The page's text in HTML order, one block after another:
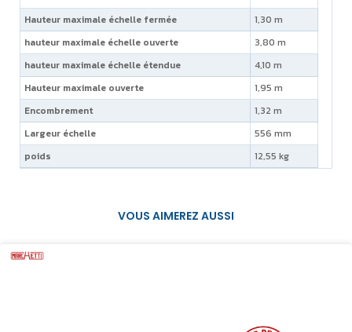
Hauteur maximale échelle fermée
1,30 m
hauteur maximale échelle ouverte
3,80 m
hauteur maximale échelle étendue
4,10 m
Hauteur maximale ouverte
1,95 m
Encombrement
1,32 m
Largeur échelle
556 mm
poids
12,55 kg
VOUS AIMEREZ AUSSI